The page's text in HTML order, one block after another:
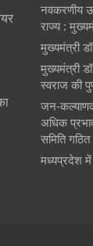
नवकरणीय
राज्य :
मुख्यमंत्री
मुख्यमंत्री
स्वराज की
जन-
अधिक
समिति गठित
मध्यप्रदेश